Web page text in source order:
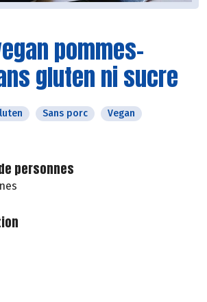
pommes-
gluten ni sucre
Sans porc
Vegan
personnes